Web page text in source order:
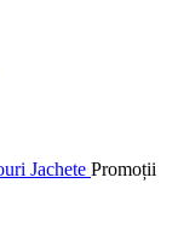
Jachete Promoții